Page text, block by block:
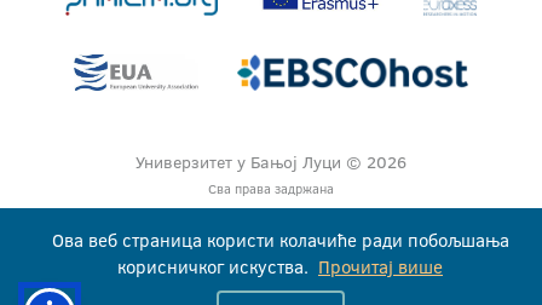
Универзитет у Бањој Луци © 2026
Сва права задржана
Ова веб страница користи колачиће ради побољшања
корисничког искуства. Прочитај више